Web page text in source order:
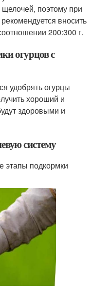
поэтому при
вносить
200:300 г.
огурцов с
удобрять огурцы
хороший и
здоровыми и
систему
этапы подкормки